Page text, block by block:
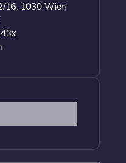
16, 1030 Wien